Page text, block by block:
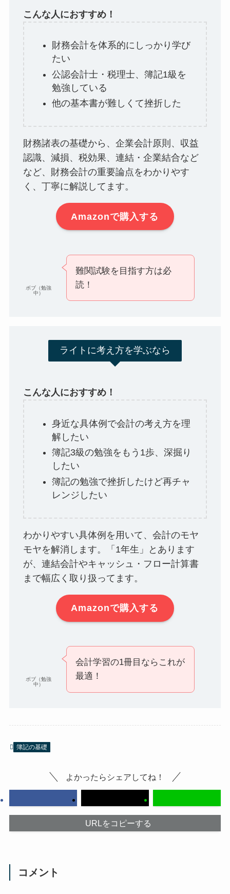
こんな人におすすめ！
財務会計を体系的にしっかり学び
たい
公認会計士・税理士、簿記1級を
勉強している
他の基本書が難しくて挫折した
財務諸表の基礎から、企業会計原則、収益
認識、減損、税効果、連結・企業結合など
など、財務会計の重要論点をわかりやす
く、丁寧に解説してます。
Amazonで購入する
ボブ（勉強
中）
難関試験を目指す方は必
読！
ライトに考え方を学ぶなら
こんな人におすすめ！
身近な具体例で会計の考え方を理
解したい
簿記3級の勉強をもう1歩、深掘り
したい
簿記の勉強で挫折したけど再チャ
レンジしたい
わかりやすい具体例を用いて、会計のモヤ
モヤを解消します。「1年生」とあります
が、連結会計やキャッシュ・フロー計算書
まで幅広く取り扱ってます。
Amazonで購入する
ボブ（勉強
中）
会計学習の1冊目ならこれが
最適！
簿記の基礎
よかったらシェアしてね！
URLをコピーする
コメント